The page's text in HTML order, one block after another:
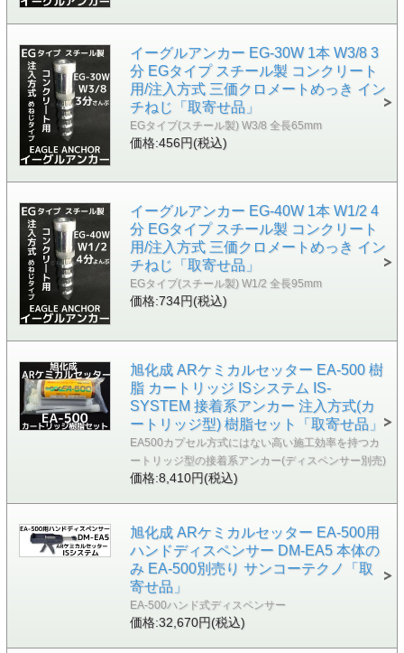
イーグルアンカー EG-30W 1本 W3/8 3
分 EGタイプ スチール製 コンクリート
用/注入方式 三価クロメートめっき イン
チねじ「取寄せ品」
EGタイプ(スチール製) W3/8 全長65mm
価格:456円(税込)
イーグルアンカー EG-40W 1本 W1/2 4
分 EGタイプ スチール製 コンクリート
用/注入方式 三価クロメートめっき イン
チねじ「取寄せ品」
EGタイプ(スチール製) W1/2 全長95mm
価格:734円(税込)
旭化成 ARケミカルセッター EA-500 樹
脂 カートリッジ ISシステム IS-
SYSTEM 接着系アンカー 注入方式(カ
ートリッジ型) 樹脂セット「取寄せ品」
EA500カプセル方式にはない高い施工効率を持つカ
ートリッジ型の接着系アンカー(ディスペンサー別売)
価格:8,410円(税込)
旭化成 ARケミカルセッター EA-500用
ハンドディスペンサー DM-EA5 本体の
み EA-500別売り サンコーテクノ「取
寄せ品」
EA-500ハンド式ディスペンサー
価格:32,670円(税込)